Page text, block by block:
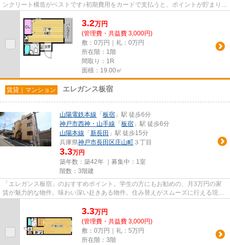
ンクリート構造がベストです♪初期費用をカードで支払うと、ポイントが貯まりや
3.2万円
(管理費・共益費 3,000円)
敷：0万円｜礼：0万円
所在階：1階
間取り：1R
面積：19.00㎡
賃貸｜マンション エレガンス板宿
山陽電鉄本線 「 板宿 」駅 徒歩6分
神戸市西神・山手線 「 板宿 」駅 徒歩6分
山陽本線 「 新長田 」駅 徒歩15分
兵庫県神戸市長田区庄山町 ３丁目
3.3万円
築年数：築42年 ｜募集中： 1室
階数：3階建
「エレガンス板宿」のおすすめポイント。学生の方にもお勧めの、月3万円の家
賃が魅力的な物件。味わい深い赴きある物件。住み替えがスムーズに行える現在
3.3万円
(管理費・共益費 3,000円)
敷：0万円｜礼：5万円
所在階：3階